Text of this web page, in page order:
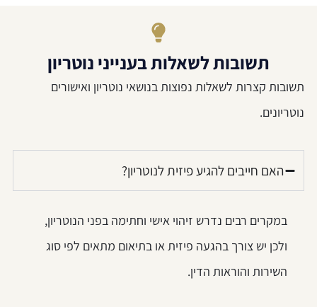
תשובות לשאלות בענייני נוטריון
תשובות קצרות לשאלות נפוצות בנושאי נוטריון ואישורים
נוטריונים.
האם חייבים להגיע פיזית לנוטריון?
במקרים רבים נדרש זיהוי אישי וחתימה בפני הנוטריון,
ולכן יש צורך בהגעה פיזית או בתיאום מתאים לפי סוג
השירות והוראות הדין.